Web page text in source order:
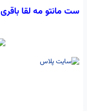
ست مانتو مه‌ لقا باقری